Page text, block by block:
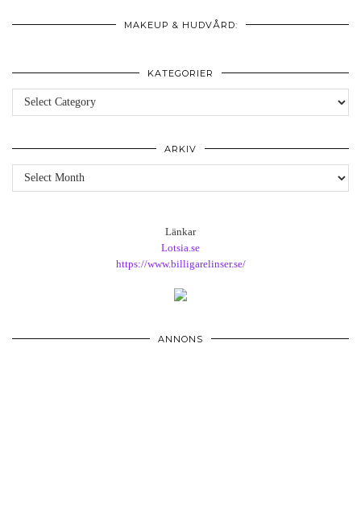
MAKEUP & HUDVÅRD:
KATEGORIER
Kategorier
ARKIV
Arkiv
Länkar
Lotsia.se
https://www.billigarelinser.se/
ANNONS